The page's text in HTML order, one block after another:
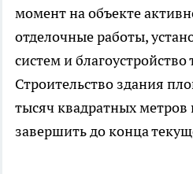
момент на объекте
отделочные работы,
систем и
Строительство здания
тысяч квадратных метров
завершить до конца